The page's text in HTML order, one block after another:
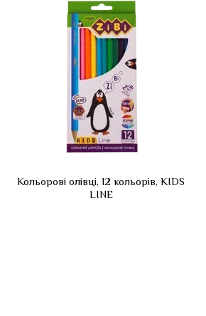
Кольорові олівці, 12 кольорів, KIDS
LINE